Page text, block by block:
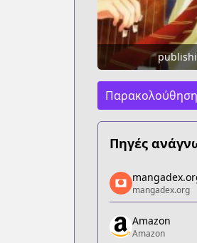
Πηγές
mangadex.org
mangadex.org
https://
Amazon
mangadex.org
Amazon
Amazon